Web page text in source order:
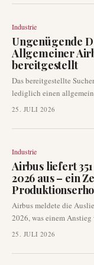
allein 89 Flugzeuge zu
Industrie
Ungenügende
Allgemeiner
bereitgestellt
Das bereitgestellte
lediglich einen
Informationen reichen
veröffentlichungsreifes
25. JULI 2026
Industrie
Airbus liefert
2026 aus – ein
Airbus meldete die
2026, was einem
Auslieferungen im ersten
Erholung seiner
25. JULI 2026